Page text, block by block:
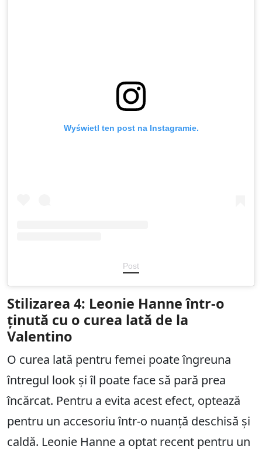
Wyświetl ten post na Instagramie.
Post
Stilizarea 4: Leonie Hanne într-o
ținută cu o curea lată de la
Valentino
O curea lată pentru femei poate îngreuna
întregul look și îl poate face să pară prea
încărcat. Pentru a evita acest efect, optează
pentru un accesoriu într-o nuanță deschisă și
caldă. Leonie Hanne a optat recent pentru un